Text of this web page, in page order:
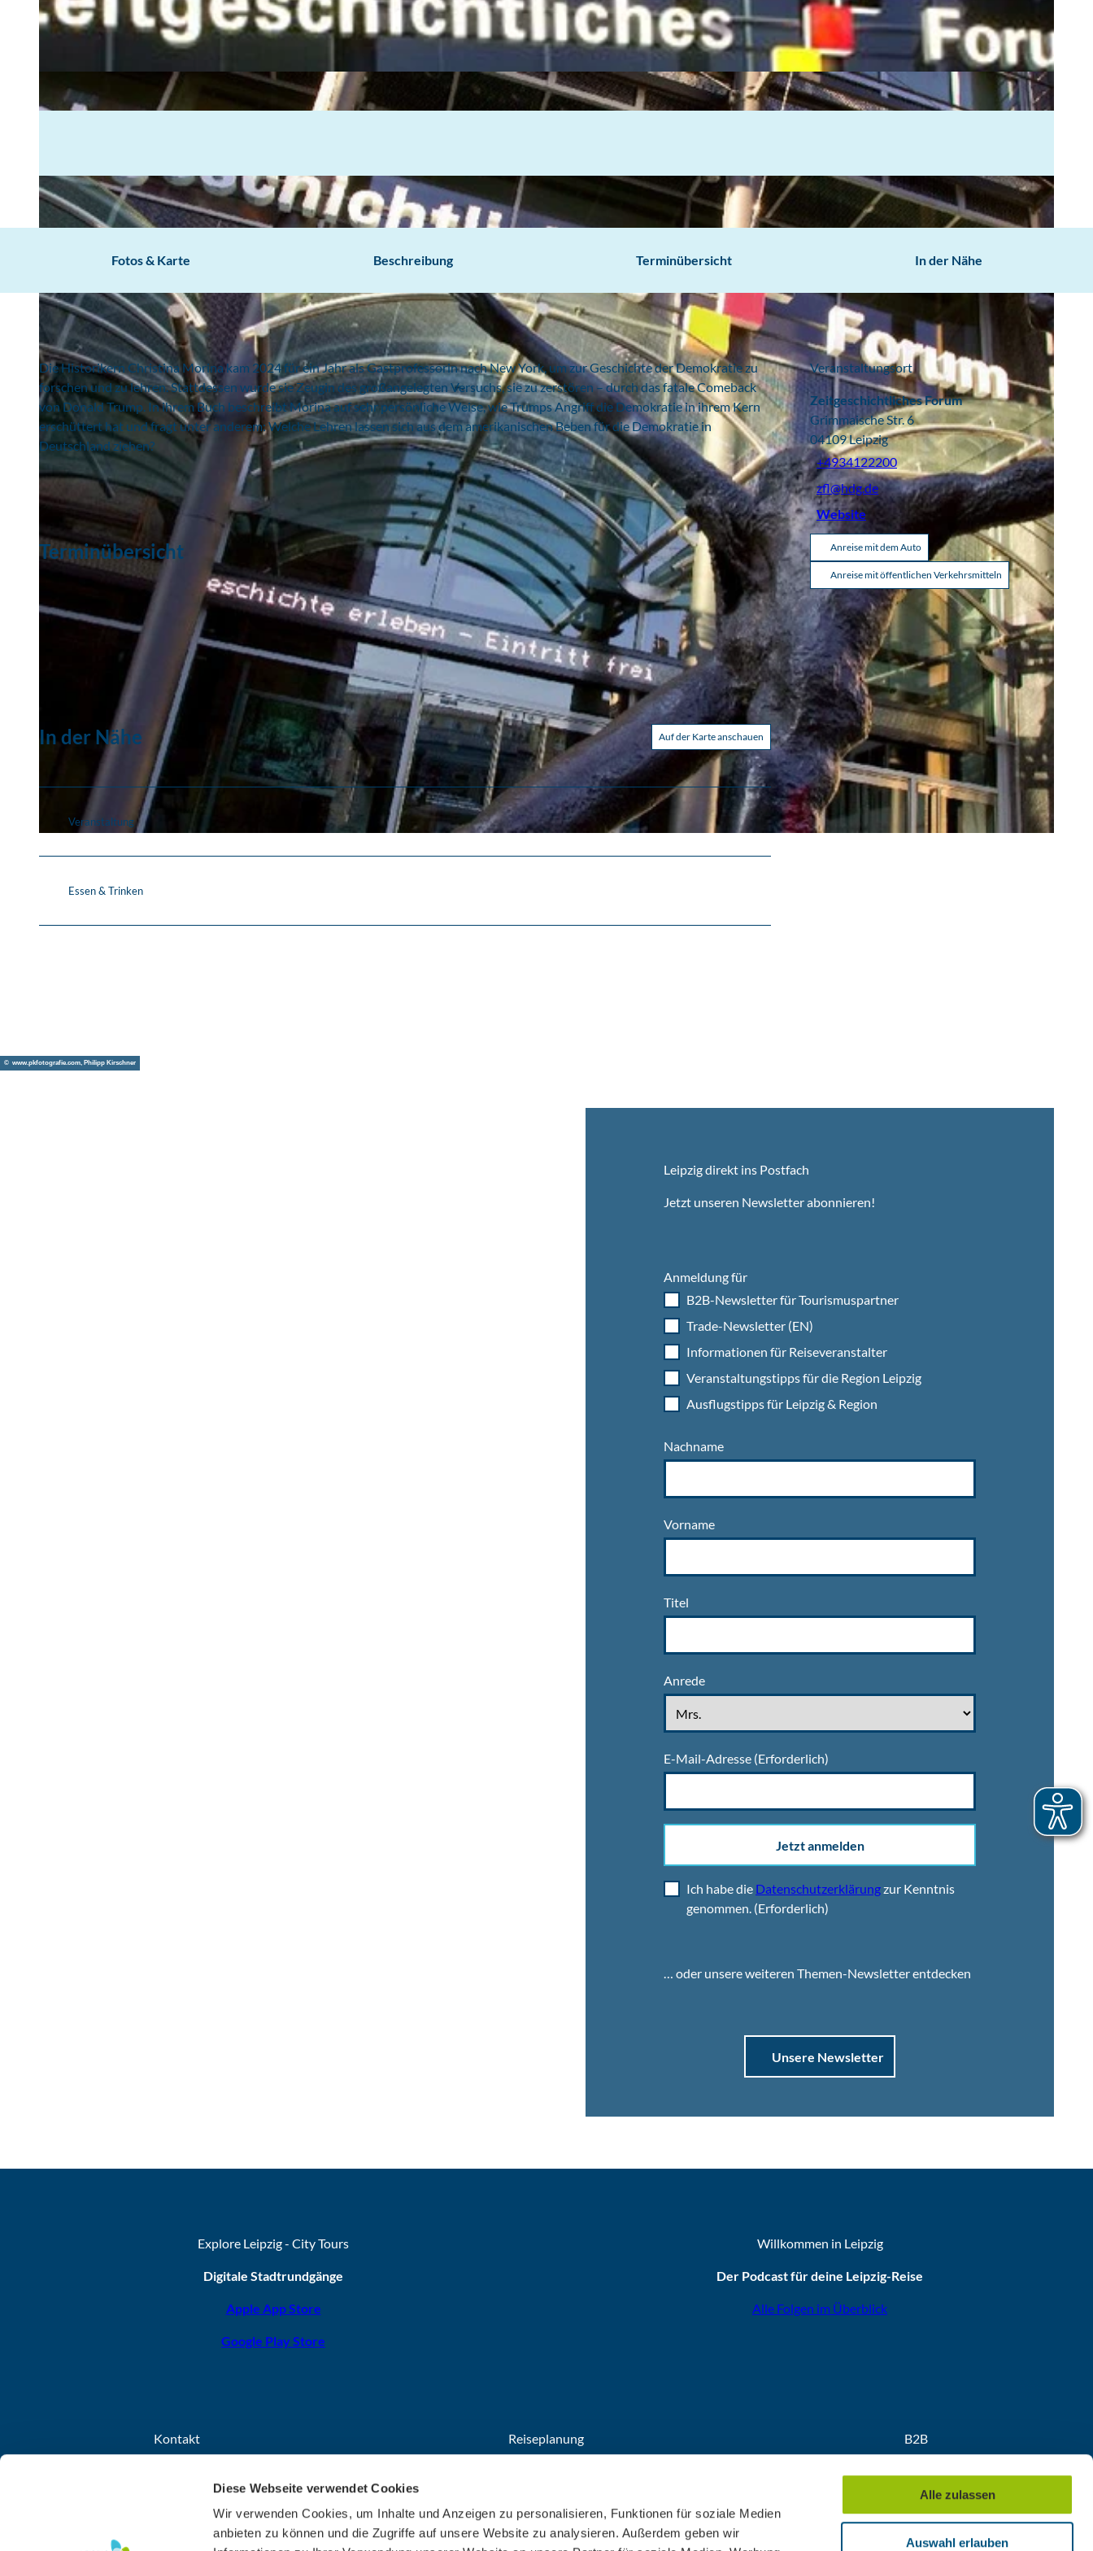
Diese Webseite verwendet Cookies
Wir verwenden Cookies, um Inhalte und Anzeigen zu personalisieren, Funktionen für soziale Medien
anbieten zu können und die Zugriffe auf unsere Website zu analysieren. Außerdem geben wir
Alle zulassen
Auswahl erlauben
Fotos & Karte Beschreibung Terminübersicht In der Nähe
Die Historikern Christina Morina kam 2024 für ein Jahr als Gastprofessorin nach New York, um zur Geschichte der Demokratie zu
forschen und zu lehren. Stattdessen wurde sie Zeugin des großangelegten Versuchs, sie zu zerstören – durch das fatale Comeback
von Donald Trump. In ihrem Buch beschreibt Morina auf sehr persönliche Weise, wie Trumps Angriff die Demokratie in ihrem Kern
erschüttert hat und fragt unter anderem: Welche Lehren lassen sich aus dem amerikanischen Beben für die Demokratie in
Deutschland ziehen?
Terminübersicht
In der Nähe Auf der Karte anschauen
Veranstaltung
Essen & Trinken
Veranstaltungsort
Zeitgeschichtliches Forum
Grimmaische Str. 6
04109Leipzig
+4934122200
zfl@hdg.de
Website
Anreise mit dem Auto
Anreise mit öffentlichen Verkehrsmitteln
© www.pkfotografie.com, Philipp Kirschner
Leipzig direkt ins Postfach
Jetzt unseren Newsletter abonnieren!
Anmeldung für
B2B-Newsletter für Tourismuspartner
Trade-Newsletter (EN)
Informationen für Reiseveranstalter
Veranstaltungstipps für die Region Leipzig
Ausflugstipps für Leipzig & Region
Nachname
Vorname
Titel
Anrede
E-Mail-Adresse (Erforderlich)
Jetzt anmelden
Ich habe die Datenschutzerklärungzur Kenntnis
genommen. (Erforderlich)
… oder unsere weiteren Themen-Newsletter entdecken
Unsere Newsletter
Explore Leipzig - City Tours
Digitale Stadtrundgänge
Apple App Store
Google Play Store
Willkommen in Leipzig
Der Podcast für deine Leipzig-Reise
Alle Folgen im Überblick
Kontakt
Grimmaischer Steinweg 8
04103 Leipzig
+49 341 7104-260
Reiseplanung
Welcome Cards​​​​​​​
B2B
Medien
Convention